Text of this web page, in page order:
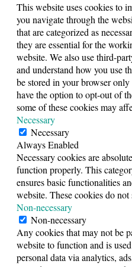
This website uses cookies to
you navigate through the
that are categorized as
they are essential for the
website. We also use third-
and understand how you use
be stored in your browser
have the option to opt-out of
some of these cookies may
Necessary
Necessary
Always Enabled
Necessary cookies are
function properly. This
ensures basic functionalities
website. These cookies do
Non-necessary
Non-necessary
Any cookies that may not be
website to function and is
personal data via analytics,